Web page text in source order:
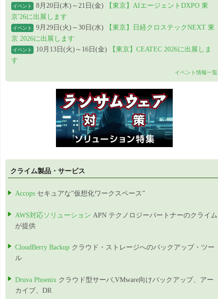
イベント 8月20日(木)～21日(金)
【東京】AIエージェントDXPO 東
京'26に出展します
イベント 9月29日(火)～30日(水)
【東京】日経クロステックNEXT 東
京 2026に出展します
イベント 10月13日(火)～16日(金)
【東京】CEATEC 2026に出展しま
す
イベント情報一覧
クライム製品・サービス
Accops セキュアな”仮想化ワークスペース”
AWS対応ソリューション APN テクノロジーパートナーのクライム
が提供
CloudBerry Backup クラウド・ストレージへのバックアップ・ツー
ル
Druva Phoenix クラウド型サーバ,VMware向けバックアップ、アー
カイブ、DR